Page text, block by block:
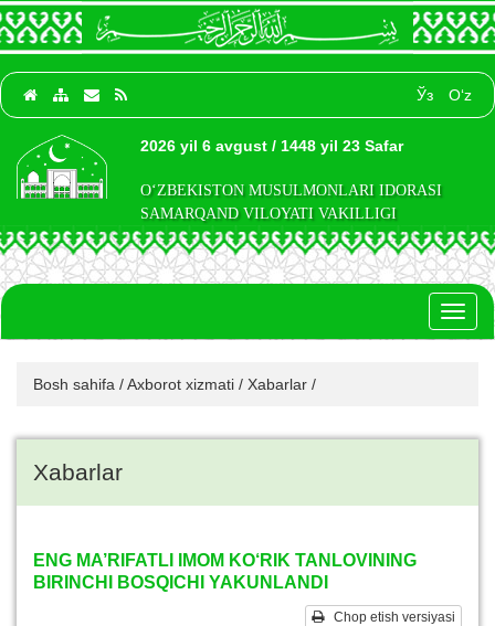
Ўз O‘z
2026 yil 6 avgust / 1448 yil 23 Safar
O‘ZBEKISTON MUSULMONLARI IDORASI
SAMARQAND VILOYATI VAKILLIGI
Bosh sahifa /Axborot xizmati / Xabarlar /
Xabarlar
ENG MA’RIFATLI IMOM KO‘RIK TANLOVINING
BIRINCHI BOSQICHI YAKUNLANDI
Chop etish versiyasi